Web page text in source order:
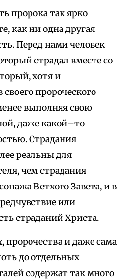
пророка так ярко
как ни одна другая
Перед нами человек
страдал вместе со
хотя и
пророческого
выполняя свою
даже какой–то
Страдания
реальны для
чем страдания
Ветхого Завета, и в
или
страданий Христа.
пророчества и даже сама
до отдельных
содержат так много